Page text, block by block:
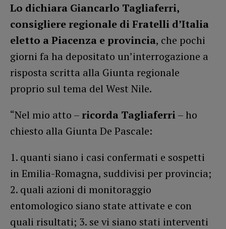
Lo dichiara Giancarlo Tagliaferri,
consigliere regionale di Fratelli d’Italia
eletto a Piacenza e provincia, che pochi
giorni fa ha depositato un’interrogazione a
risposta scritta alla Giunta regionale
proprio sul tema del West Nile.
“Nel mio atto –ricorda Tagliaferri– ho
chiesto alla Giunta De Pascale:
1. quanti siano i casi confermati e sospetti
in Emilia-Romagna, suddivisi per provincia;
2. quali azioni di monitoraggio
entomologico siano state attivate e con
quali risultati; 3. se vi siano stati interventi